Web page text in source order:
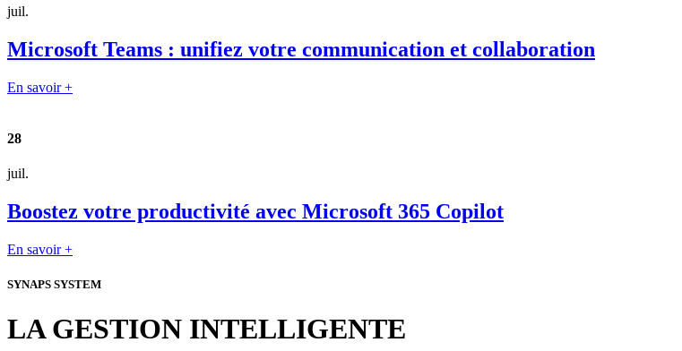
juil.
Microsoft Teams : unifiez votre communication et collaboration
En savoir +
28
juil.
Boostez votre productivité avec Microsoft 365 Copilot
En savoir +
SYNAPS SYSTEM
LA GESTION INTELLIGENTE